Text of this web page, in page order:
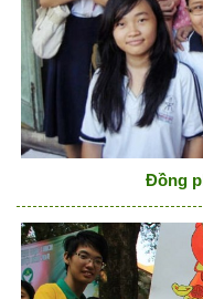
Đồng